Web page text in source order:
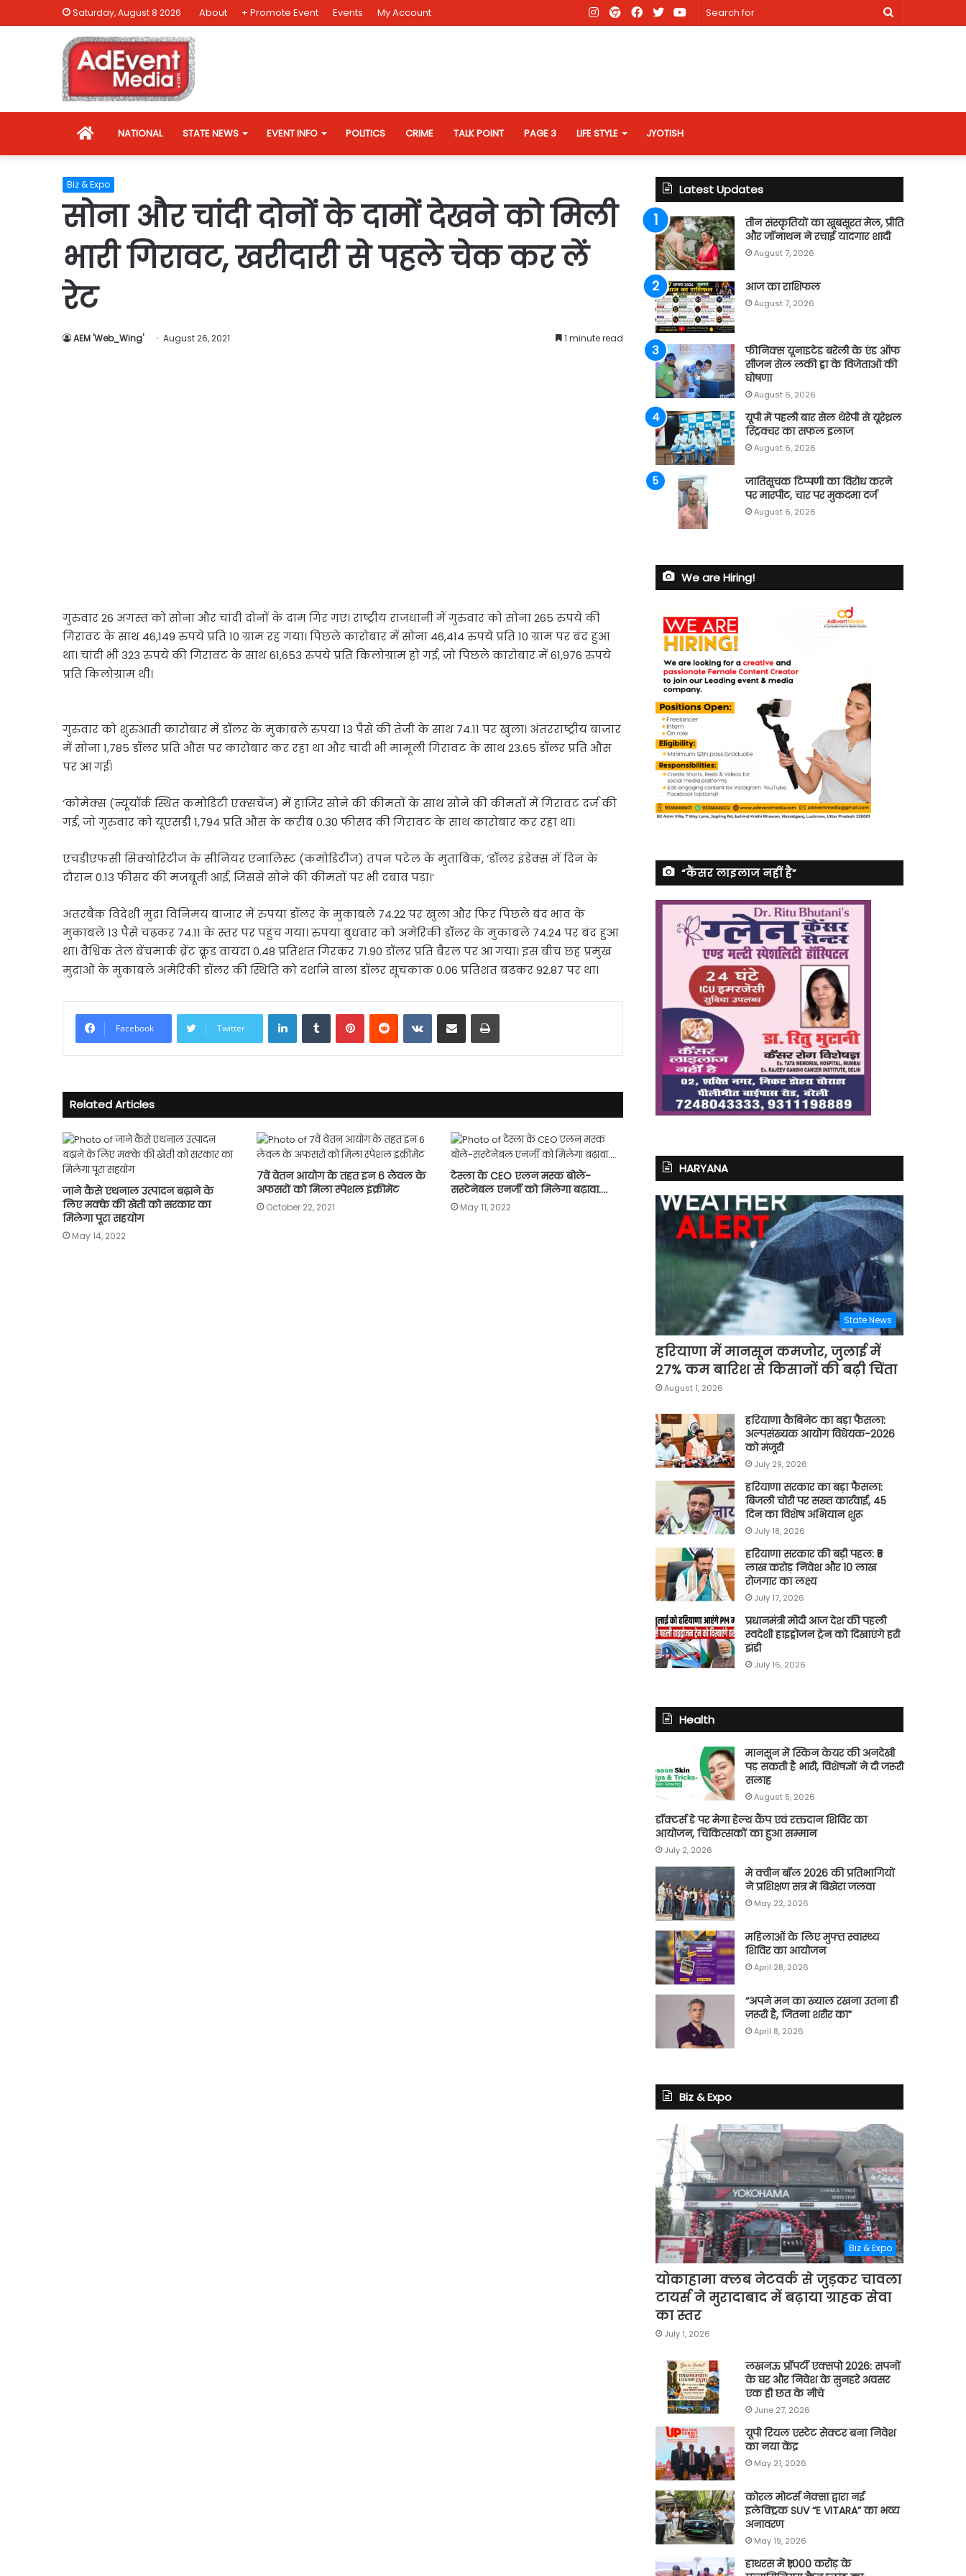
Saturday, August 8 2026 About + Promote Event Events My Account
Search
Youtube
X
Facebook
AD
Instagram
HOMENATIONAL STATE NEWS EVENT INFO POLITICS CRIME TALK POINT PAGE 3 LIFE STYLE JYOTISH
Biz & Expo
सोना और चांदी दोनों के दामों देखने को मिली
भारी गिरावट, खरीदारी से पहले चेक कर लें
रेट
AEM 'Web_Wing' August 26, 2021 1 minute read
गुरुवार 26 अगस्त को सोना और चांदी दोनों के दाम गिर गए। राष्ट्रीय राजधानी में गुरुवार को सोना 265 रुपये की
गिरावट के साथ 46,149 रुपये प्रति 10 ग्राम रह गया। पिछले कारोबार में सोना 46,414 रुपये प्रति 10 ग्राम पर बंद हुआ
था। चांदी भी 323 रुपये की गिरावट के साथ 61,653 रुपये प्रति किलोग्राम हो गई, जो पिछले कारोबार में 61,976 रुपये
प्रति किलोग्राम थी।
गुरुवार को शुरुआती कारोबार में डॉलर के मुकाबले रुपया 13 पैसे की तेजी के साथ 74.11 पर खुला। अंतरराष्ट्रीय बाजार
में सोना 1,785 डॉलर प्रति औंस पर कारोबार कर रहा था और चांदी भी मामूली गिरावट के साथ 23.65 डॉलर प्रति औंस
पर आ गई।
‘कोमेक्स (न्यूयॉर्क स्थित कमोडिटी एक्सचेंज) में हाजिर सोने की कीमतों के साथ सोने की कीमतों में गिरावट दर्ज की
गई, जो गुरुवार को यूएसडी 1,794 प्रति औंस के करीब 0.30 फीसद की गिरावट के साथ कारोबार कर रहा था।
एचडीएफसी सिक्योरिटीज के सीनियर एनालिस्ट (कमोडिटीज) तपन पटेल के मुताबिक, ‘डॉलर इंडेक्स में दिन के
दौरान 0.13 फीसद की मजबूती आई, जिससे सोने की कीमतों पर भी दबाव पड़ा।’
अंतरबैंक विदेशी मुद्रा विनिमय बाजार में रुपया डॉलर के मुकाबले 74.22 पर खुला और फिर पिछले बंद भाव के
मुकाबले 13 पैसे चढ़कर 74.11 के स्तर पर पहुंच गया। रुपया बुधवार को अमेरिकी डॉलर के मुकाबले 74.24 पर बंद हुआ
था। वैश्विक तेल बेंचमार्क ब्रेंट क्रूड वायदा 0.48 प्रतिशत गिरकर 71.90 डॉलर प्रति बैरल पर आ गया। इस बीच छह प्रमुख
मुद्राओं के मुकाबले अमेरिकी डॉलर की स्थिति को दर्शाने वाला डॉलर सूचकांक 0.06 प्रतिशत बढ़कर 92.87 पर था।
Facebook Twitter
LinkedInTumblrPinterestReddit VKontakte
Share via Email Print
Related Articles
जाने कैसे एथनाल उत्पादन बढ़ाने के
लिए मक्‍के की खेती को सरकार का
मिलेगा पूरा सहयोग
May 14, 2022
7वें वेतन आयोग के तहत इन 6 लेवल के
अफसरों को मिला स्‍पेशल इंक्रीमेंट
October 22, 2021
टेस्ला के CEO एलन मस्क बोले-
सस्टेनेबल एनर्जी को मिलेगा बढ़ावा….
May 11, 2022
Latest Updates
तीन संस्कृतियों का खूबसूरत मेल, प्रीति
और जॉनाथन ने रचाई यादगार शादी
August 7, 2026
आज का राशिफल
August 7, 2026
फीनिक्स यूनाइटेड बरेली के एंड ऑफ
सीजन सेल लकी ड्रा के विजेताओं की
घोषणा
August 6, 2026
यूपी में पहली बार सेल थेरेपी से यूरेथ्रल
स्ट्रिक्चर का सफल इलाज
August 6, 2026
जातिसूचक टिप्पणी का विरोध करने
पर मारपीट, चार पर मुकदमा दर्ज
August 6, 2026
We are Hiring!
“कैंसर लाइलाज नहीं है”
HARYANA
State News
हरियाणा में मानसून कमजोर, जुलाई में
27% कम बारिश से किसानों की बढ़ी चिंता
August 1, 2026
हरियाणा कैबिनेट का बड़ा फैसला:
अल्पसंख्यक आयोग विधेयक-2026
को मंजूरी
July 29, 2026
हरियाणा सरकार का बड़ा फैसला:
बिजली चोरी पर सख्त कार्रवाई, 45
दिन का विशेष अभियान शुरू
July 18, 2026
हरियाणा सरकार की बड़ी पहल: ₹5
लाख करोड़ निवेश और 10 लाख
रोजगार का लक्ष्य
July 17, 2026
प्रधानमंत्री मोदी आज देश की पहली
स्वदेशी हाइड्रोजन ट्रेन को दिखाएंगे हरी
झंडी
July 16, 2026
Health
मानसून में स्किन केयर की अनदेखी
पड़ सकती है भारी, विशेषज्ञों ने दी जरूरी
सलाह
August 5, 2026
डॉक्टर्स डे पर मेगा हेल्थ कैंप एवं रक्तदान शिविर का
आयोजन, चिकित्सकों का हुआ सम्मान
July 2, 2026
मे क्वीन बॉल 2026 की प्रतिभागियों
ने प्रशिक्षण सत्र में बिखेरा जलवा
May 22, 2026
महिलाओं के लिए मुफ्त स्वास्थ्य
शिविर का आयोजन
April 28, 2026
“अपने मन का ख्याल रखना उतना ही
ज़रूरी है, जितना शरीर का”
April 8, 2026
Biz & Expo
Biz & Expo
योकाहामा क्लब नेटवर्क से जुड़कर चावला
टायर्स ने मुरादाबाद में बढ़ाया ग्राहक सेवा
का स्तर
July 1, 2026
लखनऊ प्रॉपर्टी एक्सपो 2026: सपनों
के घर और निवेश के सुनहरे अवसर
एक ही छत के नीचे
June 27, 2026
यूपी रियल एस्टेट सेक्टर बना निवेश
का नया केंद्र
May 21, 2026
कोरल मोटर्स नेक्सा द्वारा नई
इलेक्ट्रिक SUV “E VITARA” का भव्य
अनावरण
May 19, 2026
हाथरस में ₹1,000 करोड़ के